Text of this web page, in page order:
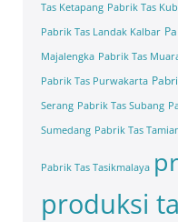
Tas Ketapang Pabrik Tas
Pabrik Tas Landak Kalbar
Majalengka Pabrik Tas
Pabrik Tas Purwakarta
Serang Pabrik Tas Subang
Sumedang Pabrik Tas
Pabrik Tas Tasikmalaya
produksi